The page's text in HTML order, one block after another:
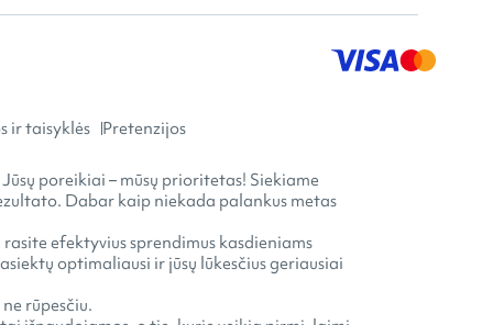
ir taisyklės Pretenzijos
poreikiai – mūsų prioritetas! Siekiame
Dabar kaip niekada palankus metas
efektyvius sprendimus kasdieniams
optimaliausi ir jūsų lūkesčius geriausiai
rūpesčiu.